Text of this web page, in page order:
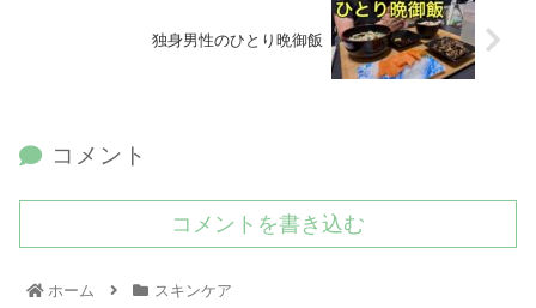
独身男性のひとり晩御飯
コメント
コメントを書き込む
ホーム スキンケア